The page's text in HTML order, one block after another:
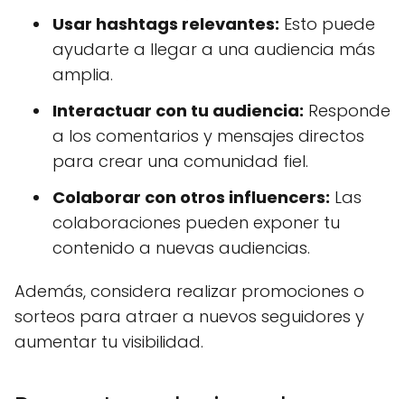
Usar hashtags relevantes: Esto puede
ayudarte a llegar a una audiencia más
amplia.
Interactuar con tu audiencia: Responde
a los comentarios y mensajes directos
para crear una comunidad fiel.
Colaborar con otros influencers: Las
colaboraciones pueden exponer tu
contenido a nuevas audiencias.
Además, considera realizar promociones o
sorteos para atraer a nuevos seguidores y
aumentar tu visibilidad.